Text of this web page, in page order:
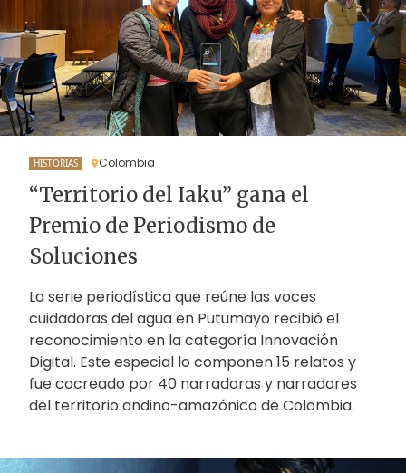
HISTORIAS Colombia
“Territorio del Iaku” gana el
Premio de Periodismo de
Soluciones
La serie periodística que reúne las voces
cuidadoras del agua en Putumayo recibió el
reconocimiento en la categoría Innovación
Digital. Este especial lo componen 15 relatos y
fue cocreado por 40 narradoras y narradores
del territorio andino-amazónico de Colombia.